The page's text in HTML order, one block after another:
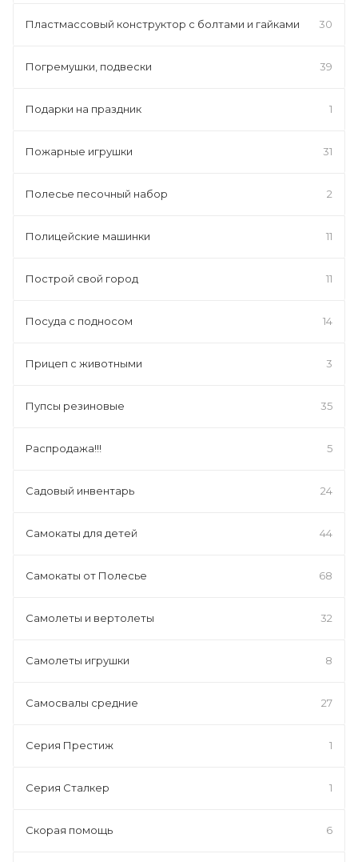
Пластмассовый конструктор с болтами и гайками 30
Погремушки, подвески 39
Подарки на праздник 1
Пожарные игрушки 31
Полесье песочный набор 2
Полицейские машинки 11
Построй свой город 11
Посуда с подносом 14
Прицеп с животными 3
Пупсы резиновые 35
Распродажа!!! 5
Садовый инвентарь 24
Самокаты для детей 44
Самокаты от Полесье 68
Самолеты и вертолеты 32
Самолеты игрушки 8
Самосвалы средние 27
Серия Престиж 1
Серия Сталкер 1
Скорая помощь 6